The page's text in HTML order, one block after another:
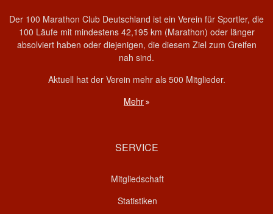
Der 100 Marathon Club Deutschland ist ein Verein für Sportler, die
100 Läufe mit mindestens 42,195 km (Marathon) oder länger
absolviert haben oder diejenigen, die diesem Ziel zum Greifen
nah sind.
Aktuell hat der Verein mehr als 500 Mitglieder.
Mehr
SERVICE
Mitgliedschaft
Statistiken